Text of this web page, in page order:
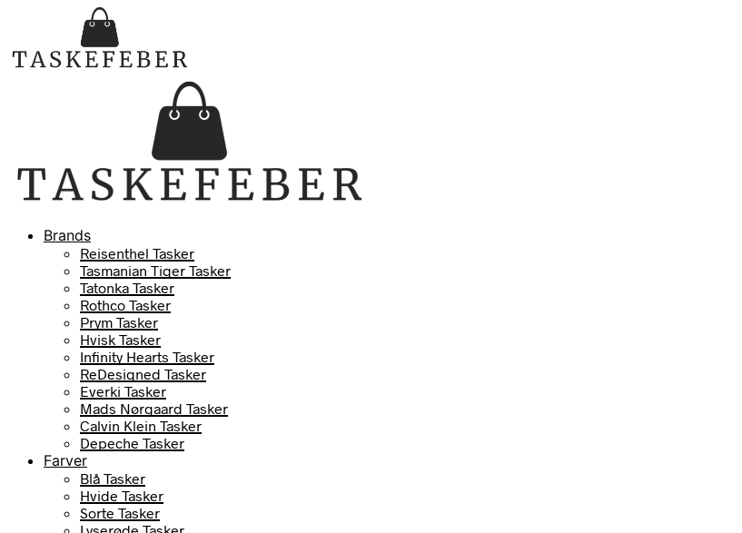
Brands
Reisenthel Tasker
Tasmanian Tiger Tasker
Tatonka Tasker
Rothco Tasker
Prym Tasker
Hvisk Tasker
Infinity Hearts Tasker
ReDesigned Tasker
Everki Tasker
Mads Nørgaard Tasker
Calvin Klein Tasker
Depeche Tasker
Farver
Blå Tasker
Hvide Tasker
Sorte Tasker